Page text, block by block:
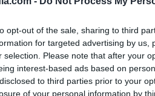
opt-out of the sale, sharing to third
for targeted advertising by us,
selection. Please note that after your
interest-based ads based on
to third parties prior to your
of your personal information by